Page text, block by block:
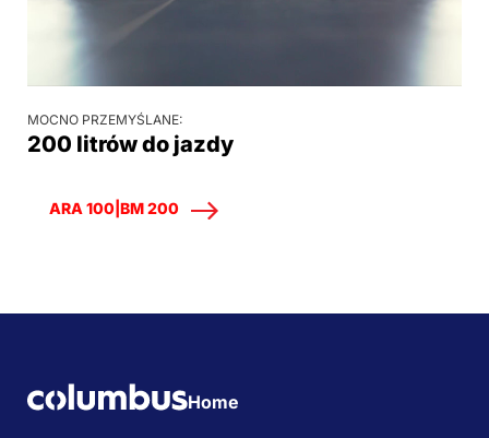
MOCNO PRZEMYŚLANE:
200 litrów do jazdy
ARA 100|BM 200
Home